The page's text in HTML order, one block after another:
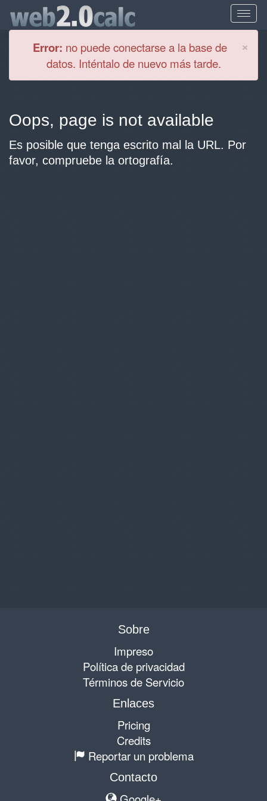
×
Error: no puede conectarse a la base de
datos. Inténtalo de nuevo más tarde.
Oops, page is not available
Es posible que tenga escrito mal la URL. Por
favor, compruebe la ortografía.
Sobre
Impreso
Política de privacidad
Términos de Servicio
Enlaces
Pricing
Credits
Reportar un problema
Contacto